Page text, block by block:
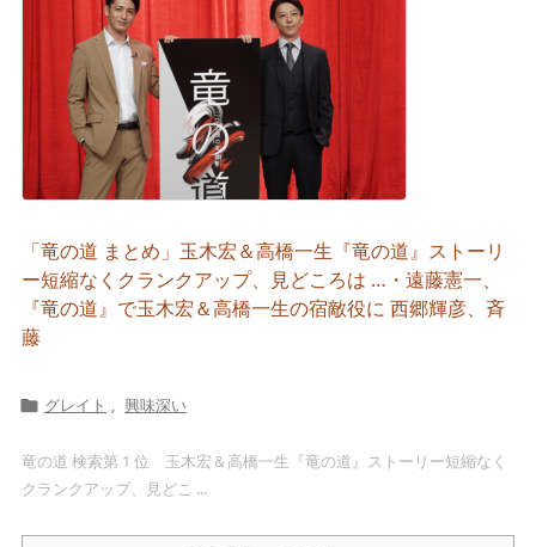
「竜の道 まとめ」玉木宏＆高橋一生『竜の道』ストーリ
ー短縮なくクランクアップ、見どころは …・遠藤憲一、
『竜の道』で玉木宏＆高橋一生の宿敵役に 西郷輝彦、斉
藤
 グレイト , 興味深い
竜の道 検索第 1 位 玉木宏＆高橋一生『竜の道』ストーリー短縮なく
クランクアップ、見どこ ...